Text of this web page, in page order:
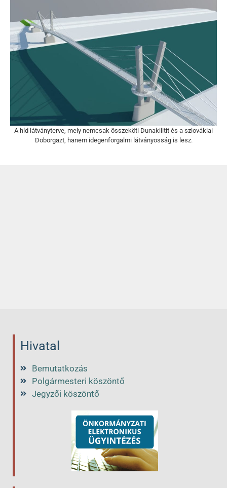
A híd látványterve, mely nemcsak összeköti Dunakilitit és a szlovákiai
Doborgazt, hanem idegenforgalmi látványosság is lesz.
Hivatal
Bemutatkozás
Polgármesteri köszöntő
Jegyzői köszöntő